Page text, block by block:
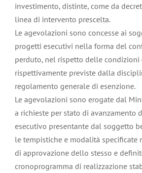
investimento, distinte, come da
linea di intervento prescelta.
Le agevolazioni sono concesse ai
progetti esecutivi nella forma del
perduto, nel rispetto delle
rispettivamente previste dalla
regolamento generale di esenzione.
Le agevolazioni sono erogate dal
a richieste per stato di avanzamento
esecutivo presentante dal soggetto
le tempistiche e modalità specificate
di approvazione dello stesso e
cronoprogramma di realizzazione